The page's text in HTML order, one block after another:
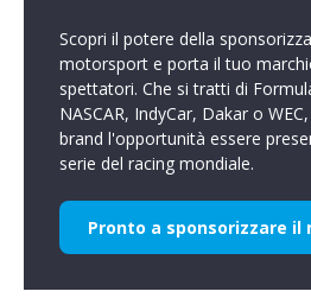
Scopri il potere della
motorsport e porta il tuo
spettatori. Che si tratti di
NASCAR, IndyCar, Dakar o
brand l'opportunità essere
serie del racing mondiale.
Pronto a sponsorizzare il